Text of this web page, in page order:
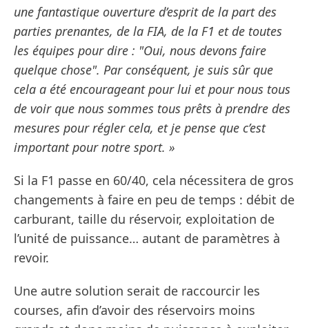
une fantastique ouverture d’esprit de la part des
parties prenantes, de la FIA, de la F1 et de toutes
les équipes pour dire : "Oui, nous devons faire
quelque chose". Par conséquent, je suis sûr que
cela a été encourageant pour lui et pour nous tous
de voir que nous sommes tous prêts à prendre des
mesures pour régler cela, et je pense que c’est
important pour notre sport. »
Si la F1 passe en 60/40, cela nécessitera de gros
changements à faire en peu de temps : débit de
carburant, taille du réservoir, exploitation de
l’unité de puissance… autant de paramètres à
revoir.
Une autre solution serait de raccourcir les
courses, afin d’avoir des réservoirs moins